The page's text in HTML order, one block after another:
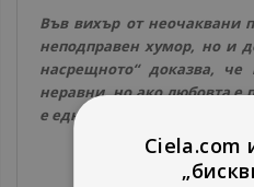
Във вихър от неочаквани
неподправен хумор, но и
насрещното“ доказва,
неравни, но ако любовта е
е една.
Ciela.com